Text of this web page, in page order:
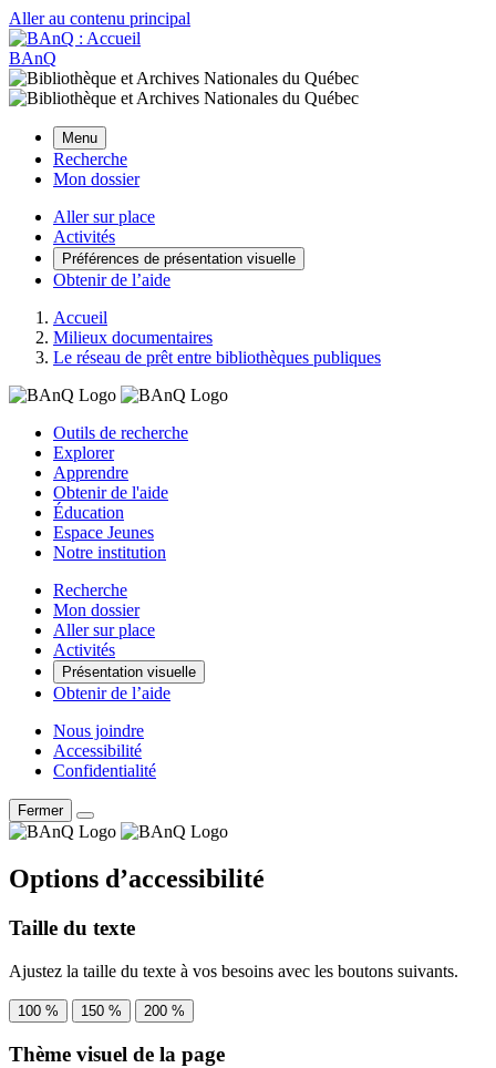
Aller au contenu principal
BAnQ
Menu
Recherche
Mon dossier
Aller sur place
Activités
Préférences de présentation visuelle
Obtenir de l’aide
Accueil
Milieux documentaires
Le réseau de prêt entre bibliothèques publiques
Outils de recherche
Explorer
Apprendre
Obtenir de l'aide
Éducation
Espace Jeunes
Notre institution
Recherche
Mon dossier
Aller sur place
Activités
Présentation visuelle
Obtenir de l’aide
Nous joindre
Accessibilité
Confidentialité
Fermer
Options d’accessibilité
Taille du texte
Ajustez la taille du texte à vos besoins avec les boutons suivants.
100 % 150 % 200 %
Thème visuel de la page